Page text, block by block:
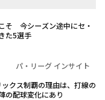
そ 今シーズン途中にセ・
た5選手
パ・リーグ インサイト
クス制覇の理由は、打線の
の配球変化にあり